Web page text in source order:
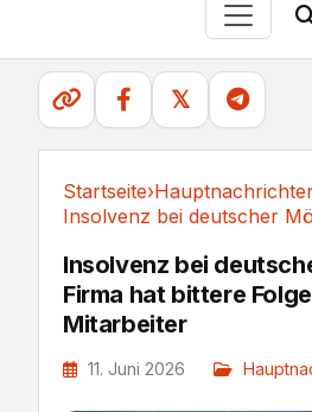
𝕏
Startseite›
Insolvenz bei
Firma hat bittere
Mitarbeiter
11. Juni 2026